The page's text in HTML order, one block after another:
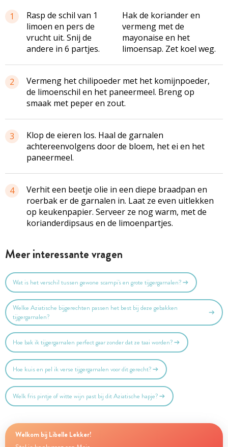
1
Rasp de schil van 1
limoen en pers de
vrucht uit. Snij de
andere in 6 partjes.
Hak de koriander en
vermeng met de
mayonaise en het
limoensap. Zet koel weg.
2
Vermeng het chilipoeder met het komijnpoeder,
de limoenschil en het paneermeel. Breng op
smaak met peper en zout.
3
Klop de eieren los. Haal de garnalen
achtereenvolgens door de bloem, het ei en het
paneermeel.
4
Verhit een beetje olie in een diepe braadpan en
roerbak er de garnalen in. Laat ze even uitlekken
op keukenpapier. Serveer ze nog warm, met de
korianderdipsaus en de limoenpartjes.
Meer interessante vragen
Wat is het verschil tussen gewone scampi's en grote tijgergarnalen?
Welke Aziatische bijgerechten passen het best bij deze gebakken
tijgergarnalen?
Hoe bak ik tijgergarnalen perfect gaar zonder dat ze taai worden?
Hoe kuis en pel ik verse tijgergarnalen voor dit gerecht?
Welk fris pintje of witte wijn past bij dit Aziatische hapje?
Welkom bij Libelle Lekker!